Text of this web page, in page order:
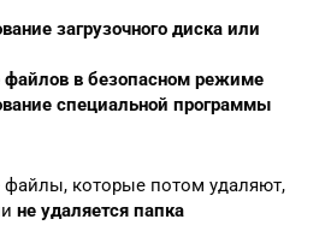
загрузочного диска или
файлов в безопасном режиме
специальной программы
которые потом удаляют,
не удаляется папка